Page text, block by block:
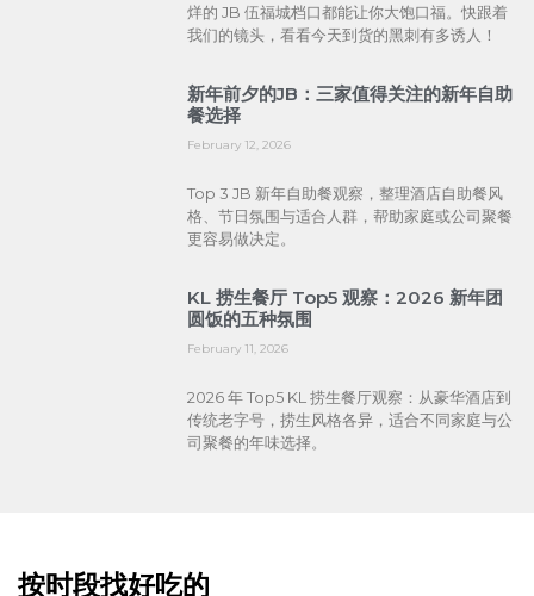
烊的 JB 伍福城档口都能让你大饱口福。快跟着
我们的镜头，看看今天到货的黑刺有多诱人！
新年前夕的JB：三家值得关注的新年自助
餐选择
February 12, 2026
Top 3 JB 新年自助餐观察，整理酒店自助餐风
格、节日氛围与适合人群，帮助家庭或公司聚餐
更容易做决定。
KL 捞生餐厅 Top5 观察：2026 新年团
圆饭的五种氛围
February 11, 2026
2026 年 Top5 KL 捞生餐厅观察：从豪华酒店到
传统老字号，捞生风格各异，适合不同家庭与公
司聚餐的年味选择。
按时段找好吃的